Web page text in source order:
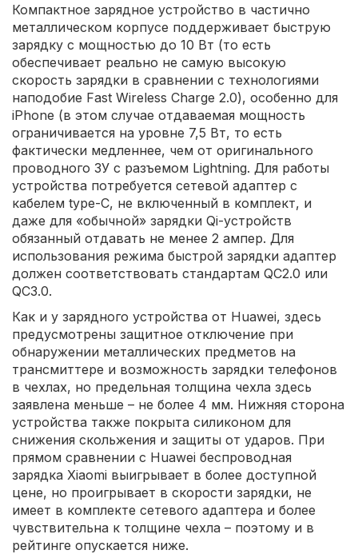
Компактное зарядное устройство в частично
металлическом корпусе поддерживает быструю
зарядку с мощностью до 10 Вт (то есть
обеспечивает реально не самую высокую
скорость зарядки в сравнении с технологиями
наподобие Fast Wireless Charge 2.0), особенно для
iPhone (в этом случае отдаваемая мощность
ограничивается на уровне 7,5 Вт, то есть
фактически медленнее, чем от оригинального
проводного ЗУ с разъемом Lightning. Для работы
устройства потребуется сетевой адаптер с
кабелем type-C, не включенный в комплект, и
даже для «обычной» зарядки Qi-устройств
обязанный отдавать не менее 2 ампер. Для
использования режима быстрой зарядки адаптер
должен соответствовать стандартам QC2.0 или
QC3.0.
Как и у зарядного устройства от Huawei, здесь
предусмотрены защитное отключение при
обнаружении металлических предметов на
трансмиттере и возможность зарядки телефонов
в чехлах, но предельная толщина чехла здесь
заявлена меньше – не более 4 мм. Нижняя сторона
устройства также покрыта силиконом для
снижения скольжения и защиты от ударов. При
прямом сравнении с Huawei беспроводная
зарядка Xiaomi выигрывает в более доступной
цене, но проигрывает в скорости зарядки, не
имеет в комплекте сетевого адаптера и более
чувствительна к толщине чехла – поэтому и в
рейтинге опускается ниже.